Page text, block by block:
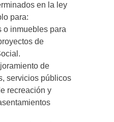
en la ley
para:
o inmuebles para
de
de
servicios públicos
recreación y